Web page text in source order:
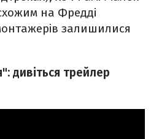
на Фредді
залишилися
дивіться трейлер